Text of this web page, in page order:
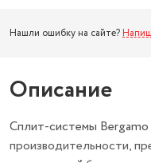
Нашли ошибку на сайте?
Описание
Сплит-системы
производительности,